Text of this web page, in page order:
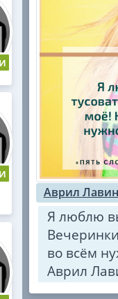
Аврил Лавин
Я люблю
во всём
Аврил